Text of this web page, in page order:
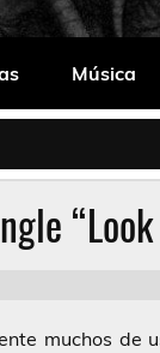
Música
muchos de